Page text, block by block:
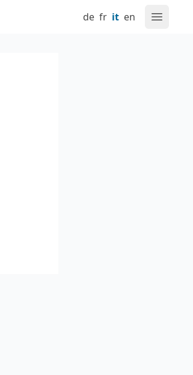
de fr it en Aprire